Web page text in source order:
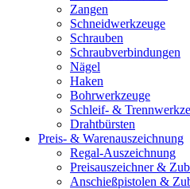
Zangen
Schneidwerkzeuge
Schrauben
Schraubverbindungen
Nägel
Haken
Bohrwerkzeuge
Schleif- &
Drahtbürsten
Preis- & Warenauszeichnung
Regal-Auszeichnung
Preisauszeichner &
Anschießpistolen &